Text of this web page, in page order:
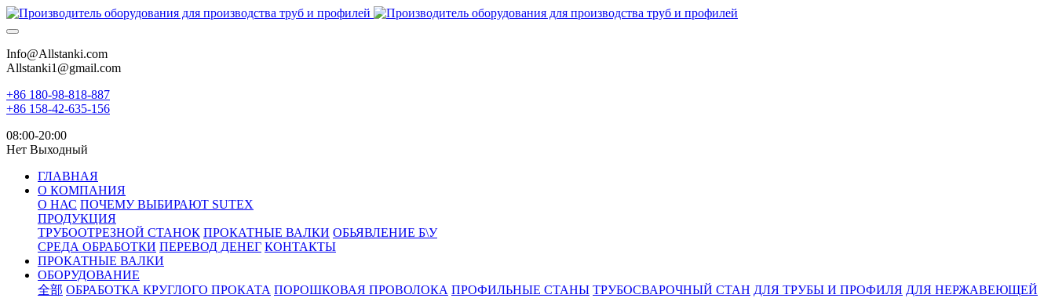
Info@Allstanki.com
Allstanki1@gmail.com
+86 180-98-818-887
+86 158-42-635-156
08:00-20:00
Нет Выходный
ГЛАВНАЯ
О КОМПАНИЯ
О НАС ПОЧЕМУ ВЫБИРАЮТ SUTEX
ПРОДУКЦИЯ
ТРУБООТРЕЗНОЙ СТАНОК ПРОКАТНЫЕ ВАЛКИ ОБЬЯВЛЕНИЕ Б\У
СРЕДА ОБРАБОТКИ ПЕРЕВОД ДЕНЕГ КОНТАКТЫ
ПРОКАТНЫЕ ВАЛКИ
ОБОРУДОВАНИЕ
全部 ОБРАБОТКА КРУГЛОГО ПРОКАТА ПОРОШКОВАЯ ПРОВОЛОКА ПРОФИЛЬНЫЕ СТАНЫ ТРУБОСВАРОЧНЫЙ СТАН ДЛЯ ТРУБЫ И ПРОФИЛЯ ДЛЯ НЕРЖАВЕЮЩЕЙ